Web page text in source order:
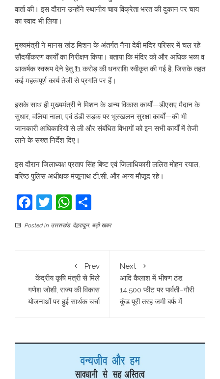
वार्ता की। इस दौरान उन्होंने स्थानीय चाय विक्रेता भरत की दुकान पर चाय
का स्वाद भी लिया।
मुख्यमंत्री ने मानस खंड मिशन के अंतर्गत नैना देवी मंदिर परिसर में चल रहे
सौंदर्यीकरण कार्यों का निरीक्षण किया। बताया कि मंदिर को और अधिक भव्य व
आकर्षक स्वरूप देने हेतु ₹11 करोड़ की धनराशि स्वीकृत की गई है, जिसके तहत
कई महत्वपूर्ण कार्य तेजी से प्रगति पर हैं।
इसके साथ ही मुख्यमंत्री ने मिशन के अन्य विकास कार्यों—डीएसए मैदान के
सुधार, वलिया नाला, एवं ठंडी सड़क पर भूस्खलन सुरक्षा कार्यों—की भी
जानकारी अधिकारियों से ली और संबंधित विभागों को इन सभी कार्यों में तेजी
लाने के सख्त निर्देश दिए।
इस दौरान जिलाध्यक्ष प्रताप सिंह बिष्ट एवं जिलाधिकारी ललित मोहन रयाल,
वरिष्ठ पुलिस अधीक्षक मंजूनाथ टी.सी. और अन्य मौजूद रहे।
Facebook
TwitterWhatsApp
Posted in उत्तराखंड, देहरादून, बड़ी खबर
Prev
केंद्रीय कृषि मंत्री से मिले
गणेश जोशी, राज्य की विकास
योजनाओं पर हुई सार्थक चर्चा
Next
आदि कैलाश में भीषण ठंड:
14,500 फीट पर पार्वती–गौरी
कुंड पूरी तरह जमी बर्फ में